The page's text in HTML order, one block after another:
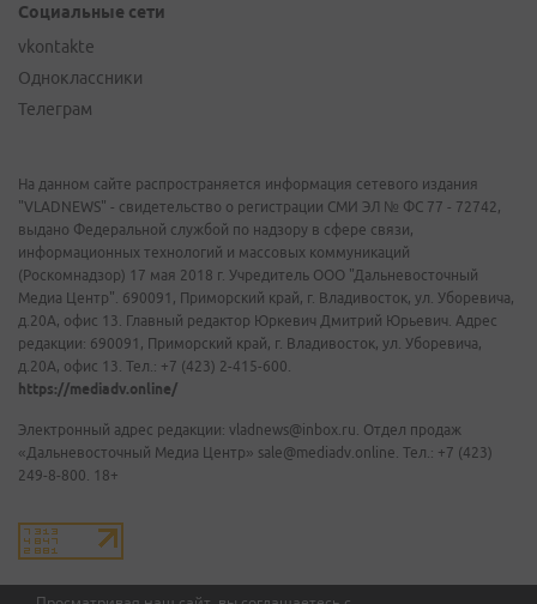
Социальные сети
vkontakte
Одноклассники
Телеграм
На данном сайте распространяется информация сетевого издания
"VLADNEWS" - свидетельство о регистрации СМИ ЭЛ № ФС 77 - 72742,
выдано Федеральной службой по надзору в сфере связи,
информационных технологий и массовых коммуникаций
(Роскомнадзор) 17 мая 2018 г. Учредитель ООО "Дальневосточный
Медиа Центр". 690091, Приморский край, г. Владивосток, ул. Уборевича,
д.20А, офис 13. Главный редактор Юркевич Дмитрий Юрьевич. Адрес
редакции: 690091, Приморский край, г. Владивосток, ул. Уборевича,
д.20А, офис 13. Тел.: +7 (423) 2-415-600.
https://mediadv.online/
Электронный адрес редакции: vladnews@inbox.ru. Отдел продаж
«Дальневосточный Медиа Центр» sale@mediadv.online. Тел.: +7 (423)
249-8-800. 18+